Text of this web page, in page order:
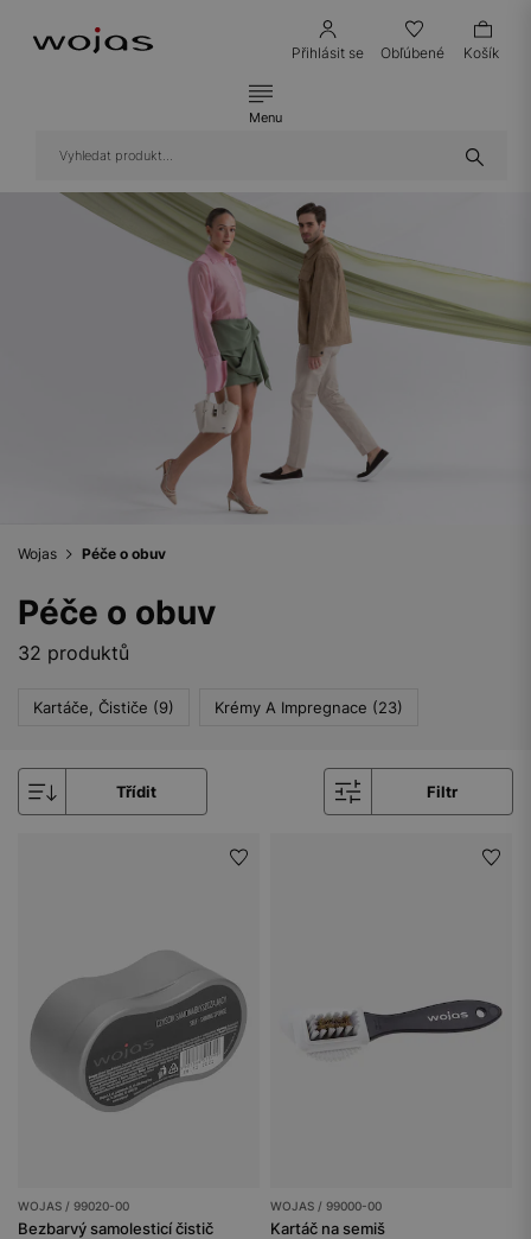
Přihlásit se Obľúbené Košík
Menu
Wojas Péče o obuv
Péče o obuv
32 produktů
Kartáče, Čističe (9) Krémy A Impregnace (23)
Třídit Filtr
WOJAS / 99020-00
Bezbarvý samolesticí čistič
WOJAS / 99000-00
Kartáč na semiš